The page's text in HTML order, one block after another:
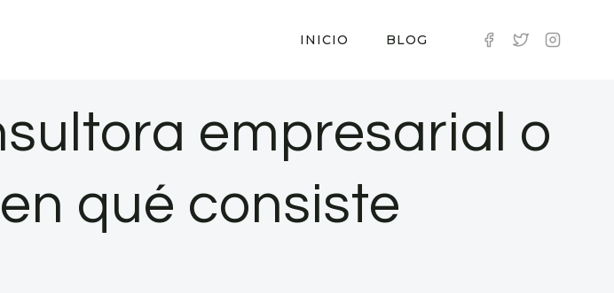
INICIO BLOG
empresarial o
qué consiste